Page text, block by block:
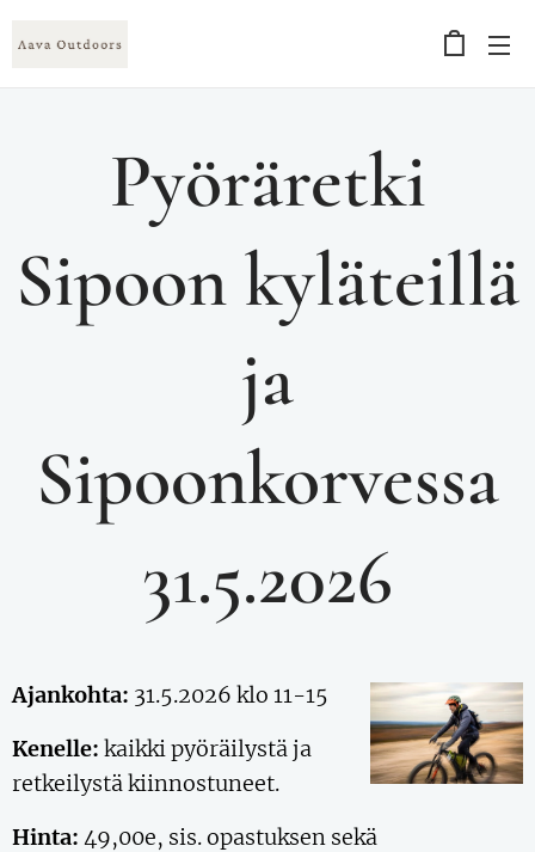
Pyöräretki
Sipoon kyläteillä
ja
Sipoonkorvessa
31.5.2026
Ajankohta: 31.5.2026 klo 11-15
Kenelle: kaikki pyöräilystä ja
retkeilystä kiinnostuneet.
Hinta: 49,00e, sis. opastuksen sekä